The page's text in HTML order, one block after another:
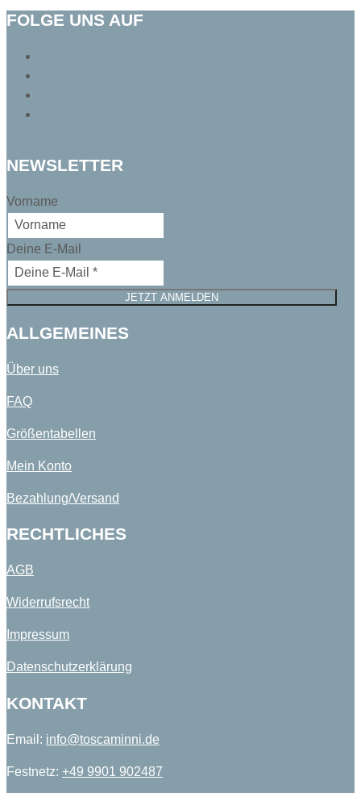
FOLGE UNS AUF
NEWSLETTER
Vorname
Deine E-Mail
JETZT ANMELDEN
ALLGEMEINES
Über uns
FAQ
Größentabellen
Mein Konto
Bezahlung/Versand
RECHTLICHES
AGB
Widerrufsrecht
Impressum
Datenschutzerklärung
KONTAKT
Email: info@toscaminni.de​
Festnetz: +49 9901 902487​